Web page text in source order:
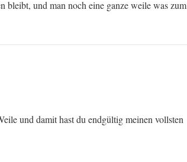
bleibt, und man noch eine ganze weile was zum
und damit hast du endgültig meinen vollsten